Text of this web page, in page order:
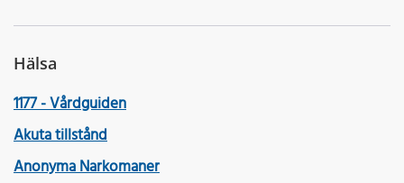
Hälsa
1177 - Vårdguiden
Akuta tillstånd
Anonyma Narkomaner